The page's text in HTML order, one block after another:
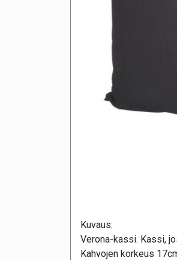
Kuvaus:
Verona-kassi. Kassi,
Kahvojen korkeus